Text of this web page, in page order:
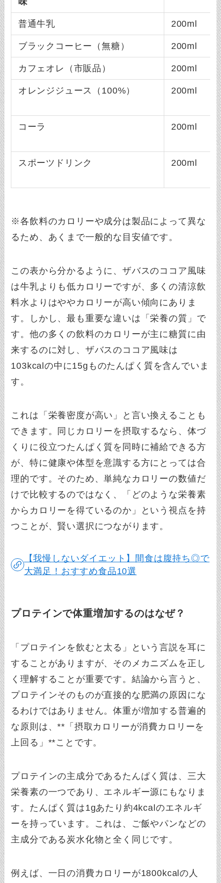
普通牛乳 200ml
ブラックコーヒー（無糖） 200ml
カフェオレ（市販品） 200ml
オレンジジュース（100%） 200ml
コーラ 200ml
スポーツドリンク 200ml
※各飲料のカロリーや成分は製品によって異な
るため、あくまで一般的な目安値です。
この表から分かるように、ザバスのココア風味
は牛乳よりも低カロリーですが、多くの清涼飲
料水よりはややカロリーが高い傾向にありま
す。しかし、最も重要な違いは「栄養の質」で
す。他の多くの飲料のカロリーが主に糖質に由
来するのに対し、ザバスのココア風味は
103kcalの中に15gものたんぱく質を含んでいま
す。
これは「栄養密度が高い」と言い換えることも
できます。同じカロリーを摂取するなら、体づ
くりに役立つたんぱく質を同時に補給できる方
が、特に健康や体型を意識する方にとっては合
理的です。そのため、単純なカロリーの数値だ
けで比較するのではなく、「どのような栄養素
からカロリーを得ているのか」という視点を持
つことが、賢い選択につながります。
【我慢しないダイエット】間食は腹持ち◎で
大満足！おすすめ食品10選
プロテインで体重増加するのはなぜ？
「プロテインを飲むと太る」という言説を耳に
することがありますが、そのメカニズムを正し
く理解することが重要です。結論から言うと、
プロテインそのものが直接的な肥満の原因にな
るわけではありません。体重が増加する普遍的
な原則は、**「摂取カロリーが消費カロリーを
上回る」**ことです。
プロテインの主成分であるたんぱく質は、三大
栄養素の一つであり、エネルギー源にもなりま
す。たんぱく質は1gあたり約4kcalのエネルギ
ーを持っています。これは、ご飯やパンなどの
主成分である炭水化物と全く同じです。
例えば、一日の消費カロリーが1800kcalの人